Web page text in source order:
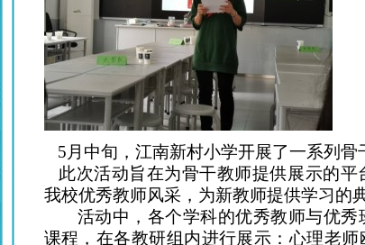
5 月中旬，江南新村小学开展了一系列骨
此次活动旨在为骨干教师提供展示的
我校优秀教师风采，为新教师提供学习的典
活动中，各个学科的优秀教师与优
课程，在各教研组内进行展示：心理老